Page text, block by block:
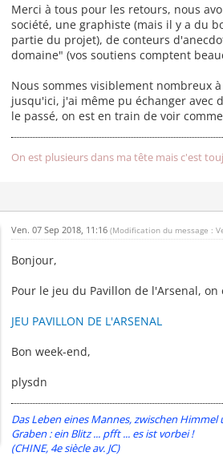
Merci à tous pour les retours, nous
société, une graphiste (mais il y a du
partie du projet), de conteurs
domaine" (vos soutiens comptent
Nous sommes visiblement nombreux
jusqu'ici, j'ai même pu échanger avec
le passé, on est en train de voir
On est plusieurs dans ma tête mais c'est
Ven. 07 Sep 2018, 11:16 (Modification du message :
Bonjour,
Pour le jeu du Pavillon de l'Arsenal, on
JEU PAVILLON DE L'ARSENAL
Bon week-end,
plysdn
Das Leben eines Mannes, zwischen
Graben : ein Blitz ... pfft ... es ist vorbei !
(CHINE, 4e siècle av. JC)